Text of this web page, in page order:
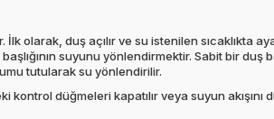
olarak, duş açılır ve su istenilen sıcaklıkta
suyunu yönlendirmektir. Sabit bir duş
tutularak su yönlendirilir.
kontrol düğmeleri kapatılır veya suyun